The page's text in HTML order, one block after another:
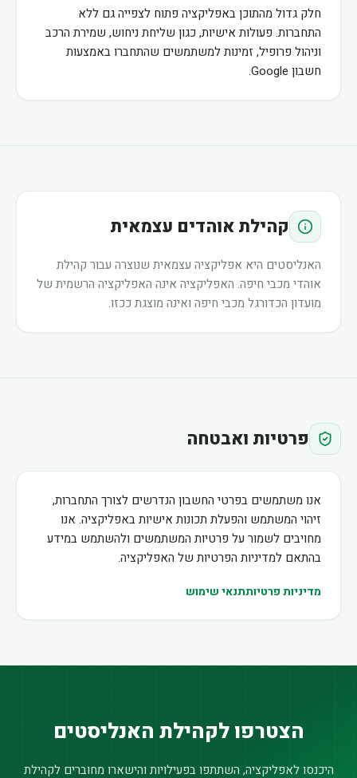
חלק גדול מהתוכן באפליקציה פתוח לצפייה גם ללא
התחברות. פעולות אישיות, כגון שליחת ניחוש, שמירת הרכב
וניהול פרופיל, זמינות למשתמשים שהתחברו באמצעות
חשבון Google.
קהילת אוהדים עצמאית
האנליסטים היא אפליקציה עצמאית שנוצרה עבור קהילת
אוהדי מכבי חיפה. האפליקציה אינה האפליקציה הרשמית של
מועדון הכדורגל מכבי חיפה ואינה מוצגת ככזו.
פרטיות ואבטחה
אנו משתמשים בפרטי החשבון הנדרשים לצורך התחברות,
זיהוי המשתמש והפעלת תכונות אישיות באפליקציה. אנו
מחויבים לשמור על פרטיות המשתמשים ולהשתמש במידע
בהתאם למדיניות הפרטיות של האפליקציה.
מדיניות פרטיותתנאי שימוש
הצטרפו לקהילת האנליסטים
היכנסו לאפליקציה, השתתפו בפעילויות והישארו מחוברים לקהילת